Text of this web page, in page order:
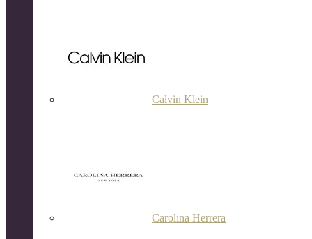
Calvin Klein
Carolina Herrera